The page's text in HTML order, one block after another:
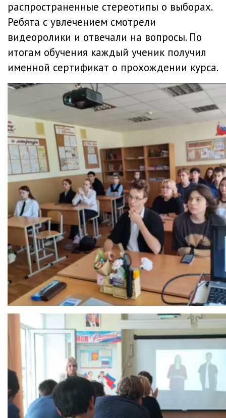
распространенные стереотипы о выборах.
Ребята с увлечением смотрели
видеоролики и отвечали на вопросы. По
итогам обучения каждый ученик получил
именной сертификат о прохождении курса.